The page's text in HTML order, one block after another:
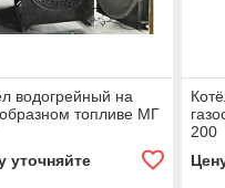
водогрейный на
топливе МГ
уточняйте
200